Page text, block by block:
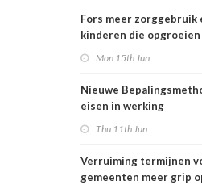
Fors meer zorggebruik
kinderen die
Mon 15th Jun
Nieuwe
eisen in werking
Thu 11th Jun
Verruiming termijnen
gemeenten meer grip